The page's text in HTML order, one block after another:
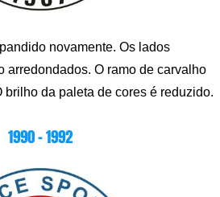
novamente. Os lados
arredondados. O ramo de carvalho
brilho da paleta de cores é reduzido.
1990 – 1992